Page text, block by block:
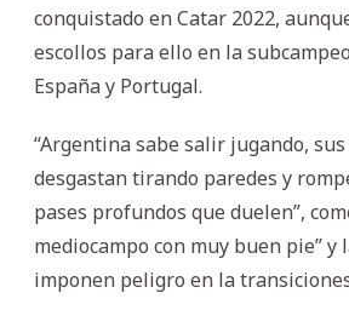
conquistado en Catar 2022,
escollos para ello en la
España y Portugal.
“Argentina sabe salir jugando,
desgastan tirando paredes y
pases profundos que duelen”,
mediocampo con muy buen pie” y
imponen peligro en la